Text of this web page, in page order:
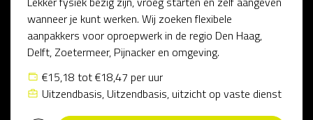
wanneer je kunt werken. Wij zoeken flexibele
aanpakkers voor oproepwerk in de regio Den Haag,
Delft, Zoetermeer, Pijnacker en omgeving.
€15,18 tot €18,47 per uur
Uitzendbasis, Uitzendbasis, uitzicht op vaste dienst